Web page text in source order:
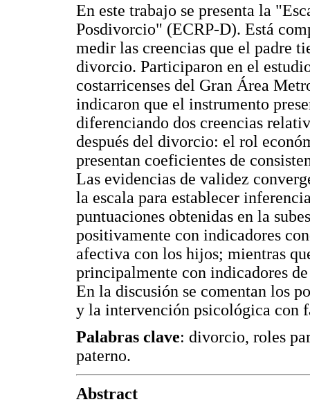
En este trabajo se presenta la
Posdivorcio" (ECRP-D). Está
medir las creencias que el padre
divorcio. Participaron en el
costarricenses del Gran Área
indicaron que el instrumento
diferenciando dos creencias
después del divorcio: el rol
presentan coeficientes de
Las evidencias de validez
la escala para establecer
puntuaciones obtenidas en la
positivamente con indicadores
afectiva con los hijos; mientras
principalmente con indicadores
En la discusión se comentan los
y la intervención psicológica con
Palabras clave: divorcio, roles
paterno.
Abstract